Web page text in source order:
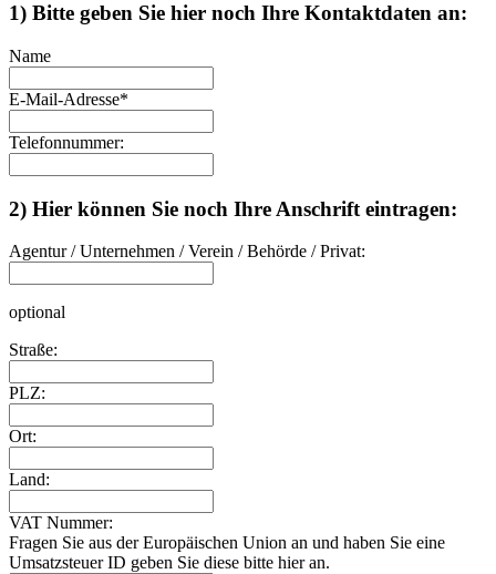
1) Bitte geben Sie hier noch Ihre Kontaktdaten an:
Name
E-Mail-Adresse*
Telefonnummer:
2) Hier können Sie noch Ihre Anschrift eintragen:
Agentur / Unternehmen / Verein / Behörde / Privat:
optional
Straße:
PLZ:
Ort:
Land:
VAT Nummer:
Fragen Sie aus der Europäischen Union an und haben Sie eine
Umsatzsteuer ID geben Sie diese bitte hier an.